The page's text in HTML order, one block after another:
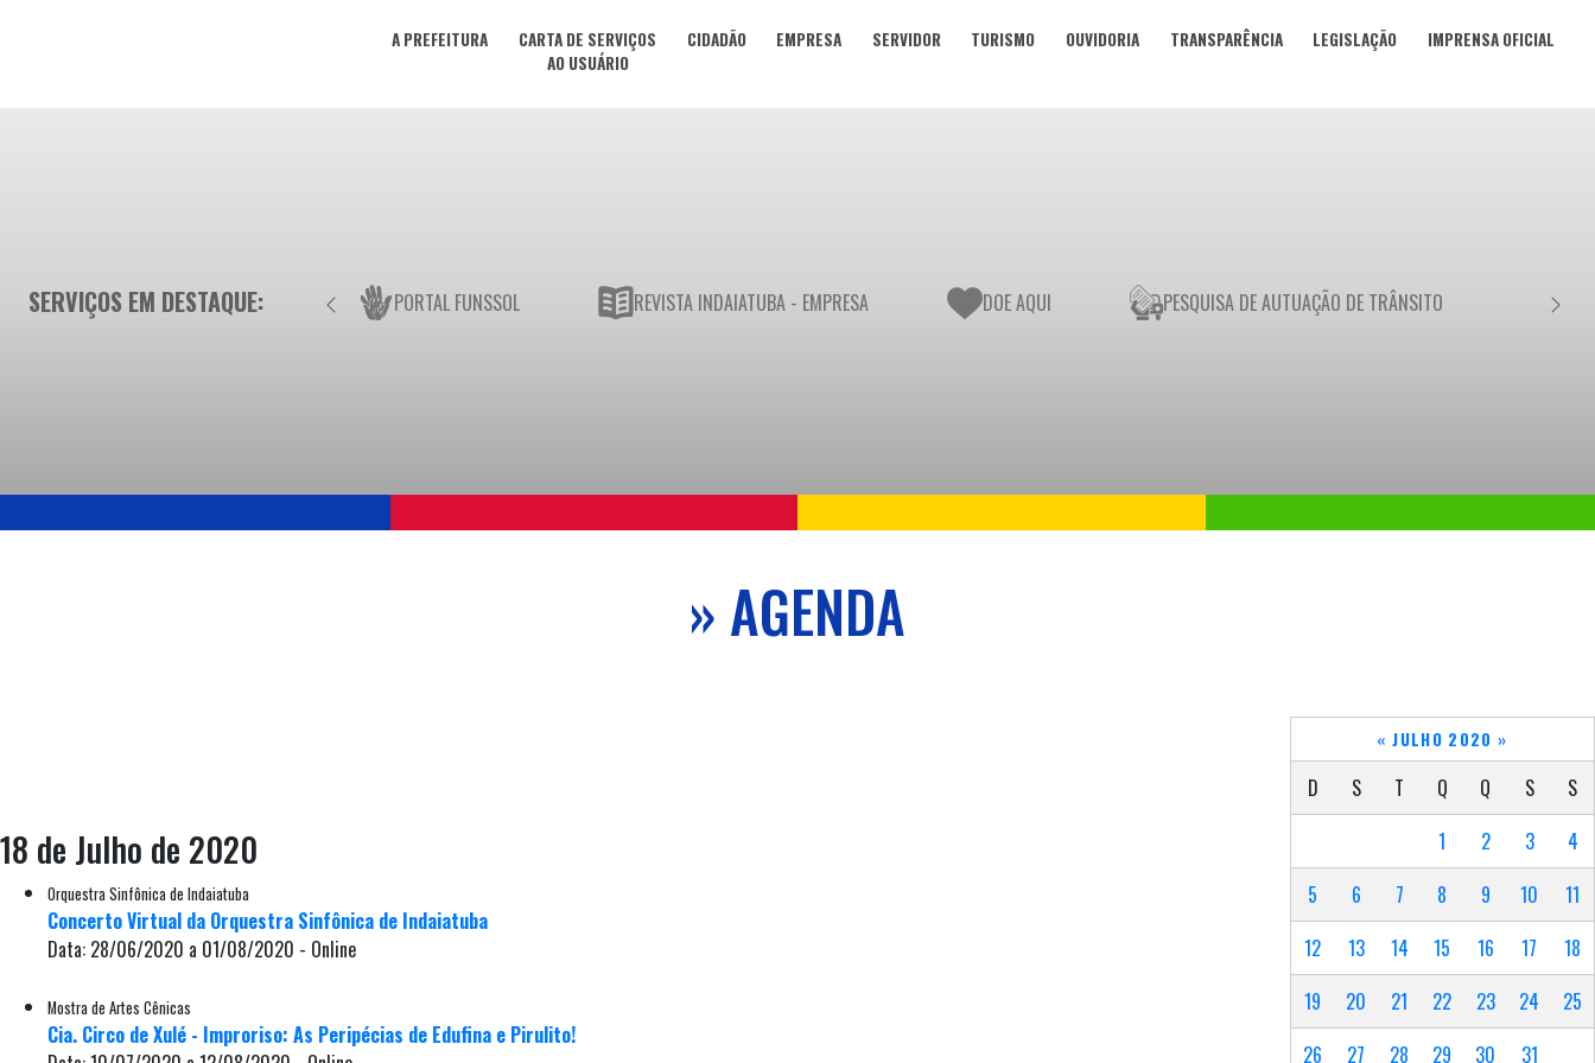
A PREFEITURA
CARTA DE SERVIÇOS
AO USUÁRIO
CIDADÃO EMPRESA SERVIDOR TURISMO OUVIDORIA TRANSPARÊNCIA LEGISLAÇÃO IMPRENSA OFICIAL
SERVIÇOS EM DESTAQUE: PORTAL FUNSSOL REVISTA INDAIATUBA - EMPRESA DOE AQUI PESQUISA DE AUTUAÇÃO DE TRÂNSITO
» AGENDA
« JULHO 2020 »
D S T Q Q S
S
1
2 3
4
5
6 7 8 9 10
11
12
13 14 15 16 17
18
19
20 21 22 23 24
25
26
27 28 29 30 31
18 de Julho de 2020
Orquestra Sinfônica de Indaiatuba
Concerto Virtual da Orquestra Sinfônica de Indaiatuba
Data: 28/06/2020 a 01/08/2020 - Online
Mostra de Artes Cênicas
Cia. Circo de Xulé - Improriso: As Peripécias de Edufina e Pirulito!